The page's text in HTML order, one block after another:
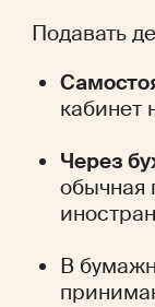
Подавать
кабинет
Через
обычная
В